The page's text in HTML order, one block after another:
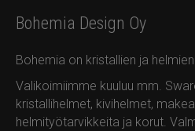
Bohemia Design Oy
Bohemia on kristallien ja
Valikoimiimme kuuluu mm.
kristallihelmet, kivihelmet,
helmityötarvikkeita ja korut.